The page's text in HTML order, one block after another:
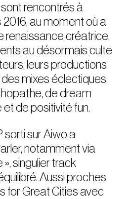
sont rencontrés à
2016, au moment où a
renaissance créatrice.
au désormais culte
leurs productions
mixes éclectiques
de dream
de positivité fun.
sorti sur Aiwo a
notamment via
singulier track
Aussi proches
for Great Cities avec